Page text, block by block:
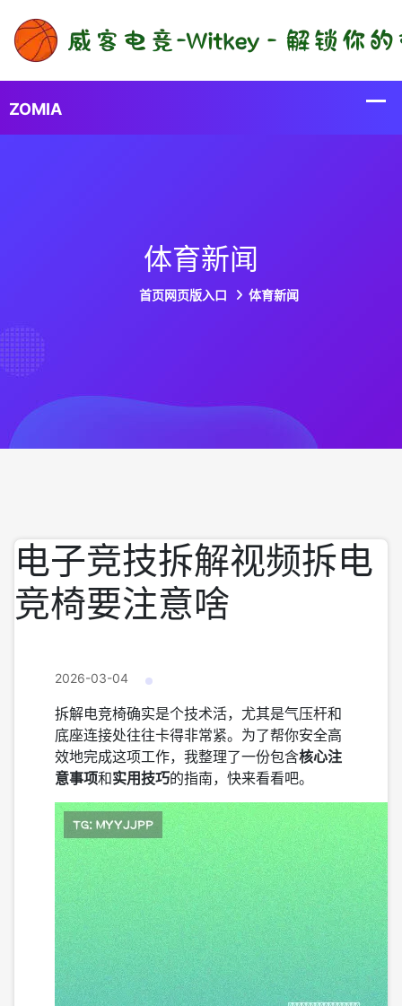
体育新闻
首页网页版入口 体育新闻
电子竞技拆解视频拆电
竞椅要注意啥
2026-03-04
拆解电竞椅确实是个技术活，尤其是气压杆和
底座连接处往往卡得非常紧。为了帮你安全高
效地完成这项工作，我整理了一份包含核心注
意事项和实用技巧的指南，快来看看吧。